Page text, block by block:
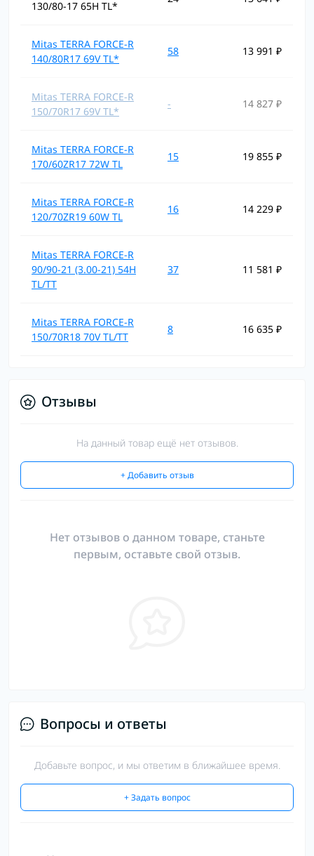
130/80-17 65H TL*
Mitas TERRA FORCE-R
140/80R17 69V TL*
58 13 991 ₽
Mitas TERRA FORCE-R
150/70R17 69V TL*
- 14 827 ₽
Mitas TERRA FORCE-R
170/60ZR17 72W TL
15 19 855 ₽
Mitas TERRA FORCE-R
120/70ZR19 60W TL
16 14 229 ₽
Mitas TERRA FORCE-R
90/90-21 (3.00-21) 54H
TL/TT
37 11 581 ₽
Mitas TERRA FORCE-R
150/70R18 70V TL/TT
8 16 635 ₽
Отзывы
На данный товар ещё нет отзывов.
+ Добавить отзыв
Нет отзывов о данном товаре, станьте
первым, оставьте свой отзыв.
Вопросы и ответы
Добавьте вопрос, и мы ответим в ближайшее время.
+ Задать вопрос